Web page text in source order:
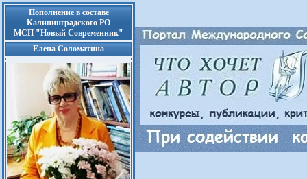
Пополнение в составе
Калининградского РО
МСП "Новый Современник"
Елена Соломатина